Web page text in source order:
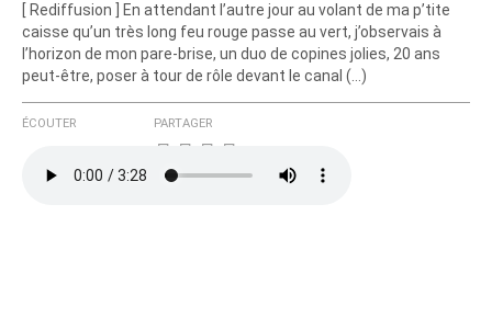
[ Rediffusion ] En attendant l’autre jour au volant de ma p’tite
caisse qu’un très long feu rouge passe au vert, j’observais à
l’horizon de mon pare-brise, un duo de copines jolies, 20 ans
peut-être, poser à tour de rôle devant le canal (…)
ÉCOUTER PARTAGER